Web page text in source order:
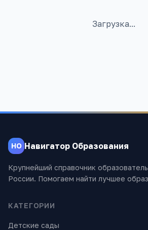
Загрузка...
НО Навигатор Образования
Крупнейший справочник
России. Помогаем найти лучшее
КАТЕГОРИИ
Детские сады